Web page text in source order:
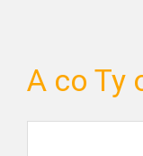
A co Ty